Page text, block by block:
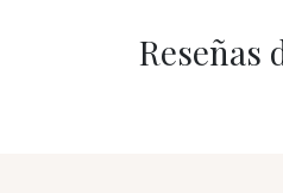
Reseñas